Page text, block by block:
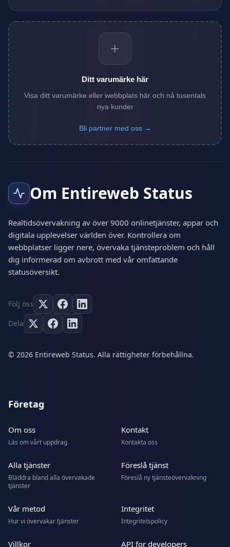
+
Ditt varumärke här
Visa ditt varumärke eller webbplats här och nå tusentals
nya kunder
Bli partner med oss →
Om Entireweb Status
Realtidsövervakning av över 9000 onlinetjänster, appar och
digitala upplevelser världen över. Kontrollera om
webbplatser ligger nere, övervaka tjänsteproblem och håll
dig informerad om avbrott med vår omfattande
statusöversikt.
Följ oss
Dela
© 2026 Entireweb Status. Alla rättigheter förbehållna.
Företag
Om oss
Läs om vårt uppdrag
Kontakt
Kontakta oss
Alla tjänster
Bläddra bland alla övervakade
tjänster
Föreslå tjänst
Föreslå ny tjänsteövervakning
Vår metod
Hur vi övervakar tjänster
Integritet
Integritetspolicy
Villkor API for developers